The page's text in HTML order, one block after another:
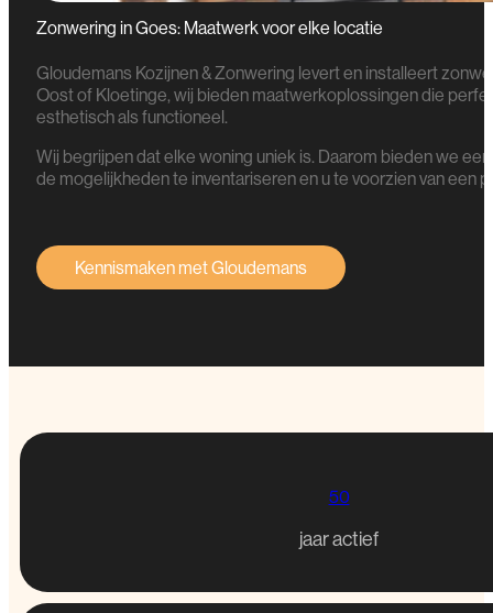
Zonwering in Goes: Maatwerk voor elke locatie
Gloudemans Kozijnen & Zonwering levert en installeert
Oost of Kloetinge, wij bieden maatwerkoplossingen die
esthetisch als functioneel.
Wij begrijpen dat elke woning uniek is. Daarom bieden we
de mogelijkheden te inventariseren en u te voorzien van een
Kennismaken met Gloudemans
50
jaar actief